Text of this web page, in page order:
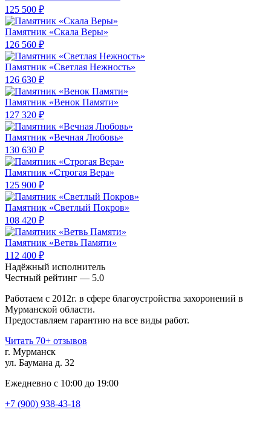
125 500 ₽
Памятник «Скала Веры»
126 560 ₽
Памятник «Светлая Нежность»
126 630 ₽
Памятник «Венок Памяти»
127 320 ₽
Памятник «Вечная Любовь»
130 630 ₽
Памятник «Строгая Вера»
125 900 ₽
Памятник «Светлый Покров»
108 420 ₽
Памятник «Ветвь Памяти»
112 400 ₽
Надёжный исполнитель
Чеcтный рейтинг — 5.0
Работаем с 2012г. в сфере благоустройства захоронений в
Мурманской области.
Предоставляем гарантию на все виды работ.
Читать 70+ отзывов
г. Мурманск
ул. Баумана д. 32
Ежедневно с 10:00 до 19:00
+7 (900) 938-43-18